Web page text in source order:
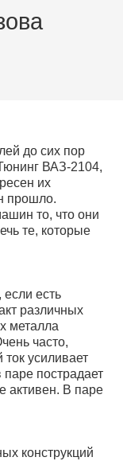
до сих пор
ВАЗ-2104,
их
прошло.
то, что они
те, которые
если есть
различных
металла
часто,
ток усиливает
пострадает
активен. В паре
конструкций